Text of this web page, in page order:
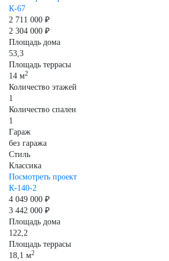
К-67
2 711 000 ₽
2 304 000 ₽
Площадь дома
53,3
Площадь террасы
14 м2
Количество этажей
1
Количество спален
1
Гараж
без гаража
Стиль
Классика
Посмотреть проект
К-140-2
4 049 000 ₽
3 442 000 ₽
Площадь дома
122,2
Площадь террасы
18,1 м2